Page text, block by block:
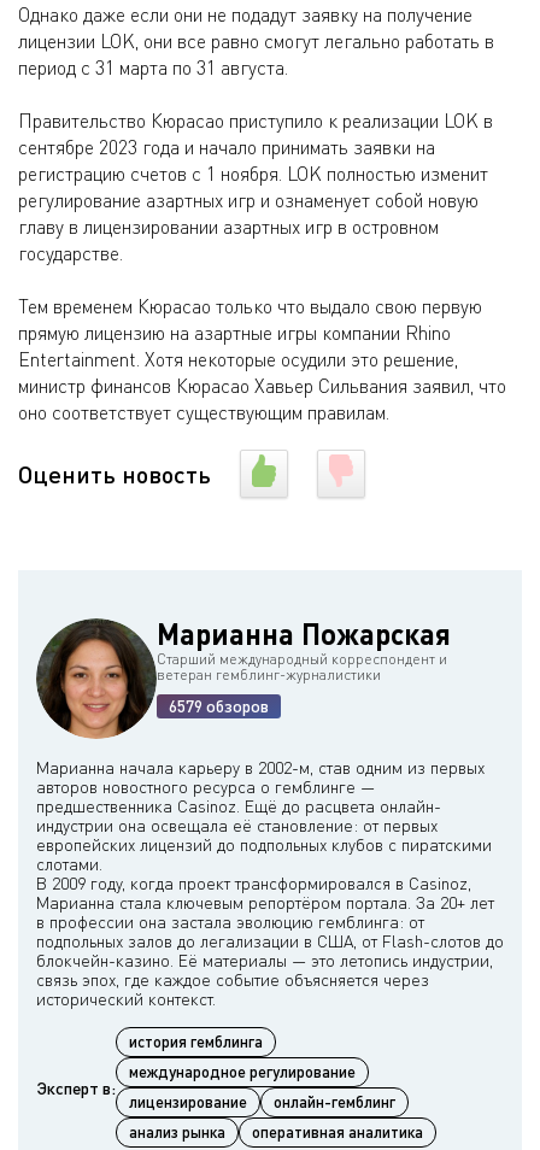
Однако даже если они не подадут заявку на получение
лицензии LOK, они все равно смогут легально работать в
период с 31 марта по 31 августа.
Правительство Кюрасао приступило к реализации LOK в
сентябре 2023 года и начало принимать заявки на
регистрацию счетов с 1 ноября. LOK полностью изменит
регулирование азартных игр и ознаменует собой новую
главу в лицензировании азартных игр в островном
государстве.
Тем временем Кюрасао только что выдало свою первую
прямую лицензию на азартные игры компании Rhino
Entertainment. Хотя некоторые осудили это решение,
министр финансов Кюрасао Хавьер Сильвания заявил, что
оно соответствует существующим правилам.
Оценить новость
Марианна Пожарская
Старший международный корреспондент и
ветеран гемблинг-журналистики
6579 обзоров
Марианна начала карьеру в 2002-м, став одним из первых
авторов новостного ресурса о гемблинге —
предшественника Casinoz. Ещё до расцвета онлайн-
индустрии она освещала её становление: от первых
европейских лицензий до подпольных клубов с пиратскими
слотами.
В 2009 году, когда проект трансформировался в Casinoz,
Марианна стала ключевым репортёром портала. За 20+ лет
в профессии она застала эволюцию гемблинга: от
подпольных залов до легализации в США, от Flash-слотов до
блокчейн-казино. Её материалы — это летопись индустрии,
связь эпох, где каждое событие объясняется через
Эксперт в:
история гемблинга
международное регулирование
лицензирование
онлайн-гемблинг
анализ рынка
оперативная аналитика